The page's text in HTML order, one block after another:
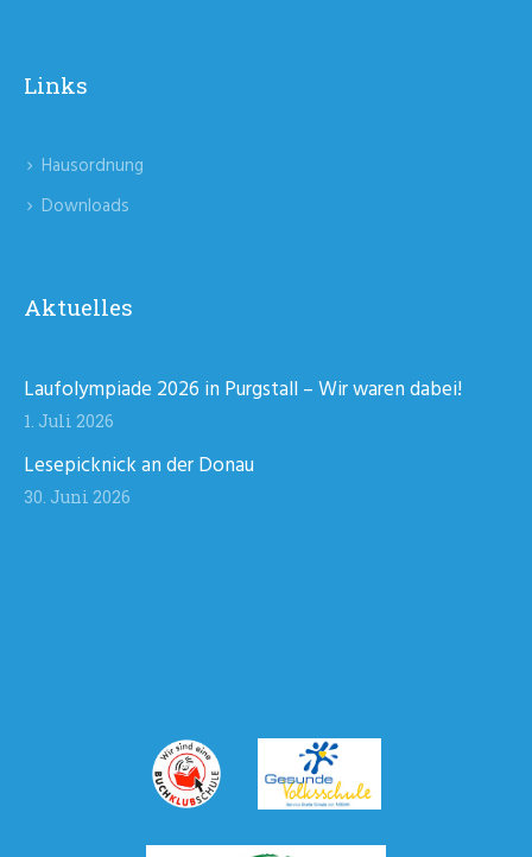
Links
Hausordnung
Downloads
Aktuelles
Laufolympiade 2026 in Purgstall – Wir waren dabei!
1. Juli 2026
Lesepicknick an der Donau
30. Juni 2026